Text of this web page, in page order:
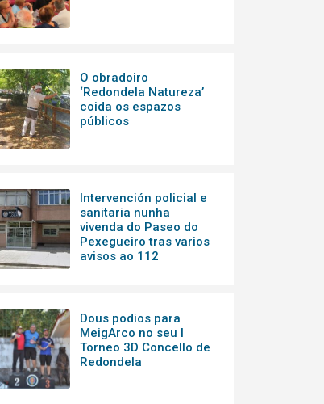
O obradoiro
‘Redondela Natureza’
coida os espazos
públicos
Intervención policial e
sanitaria nunha
vivenda do Paseo do
Pexegueiro tras varios
avisos ao 112
Dous podios para
MeigArco no seu I
Torneo 3D Concello de
Redondela